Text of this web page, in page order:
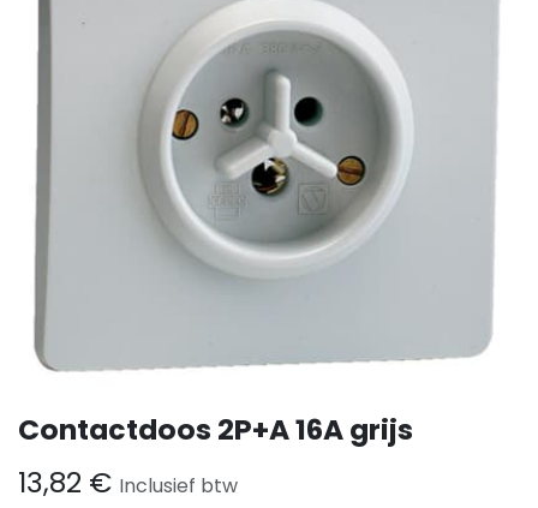
Contactdoos 2P+A 16A grijs
13,82 € Inclusief btw